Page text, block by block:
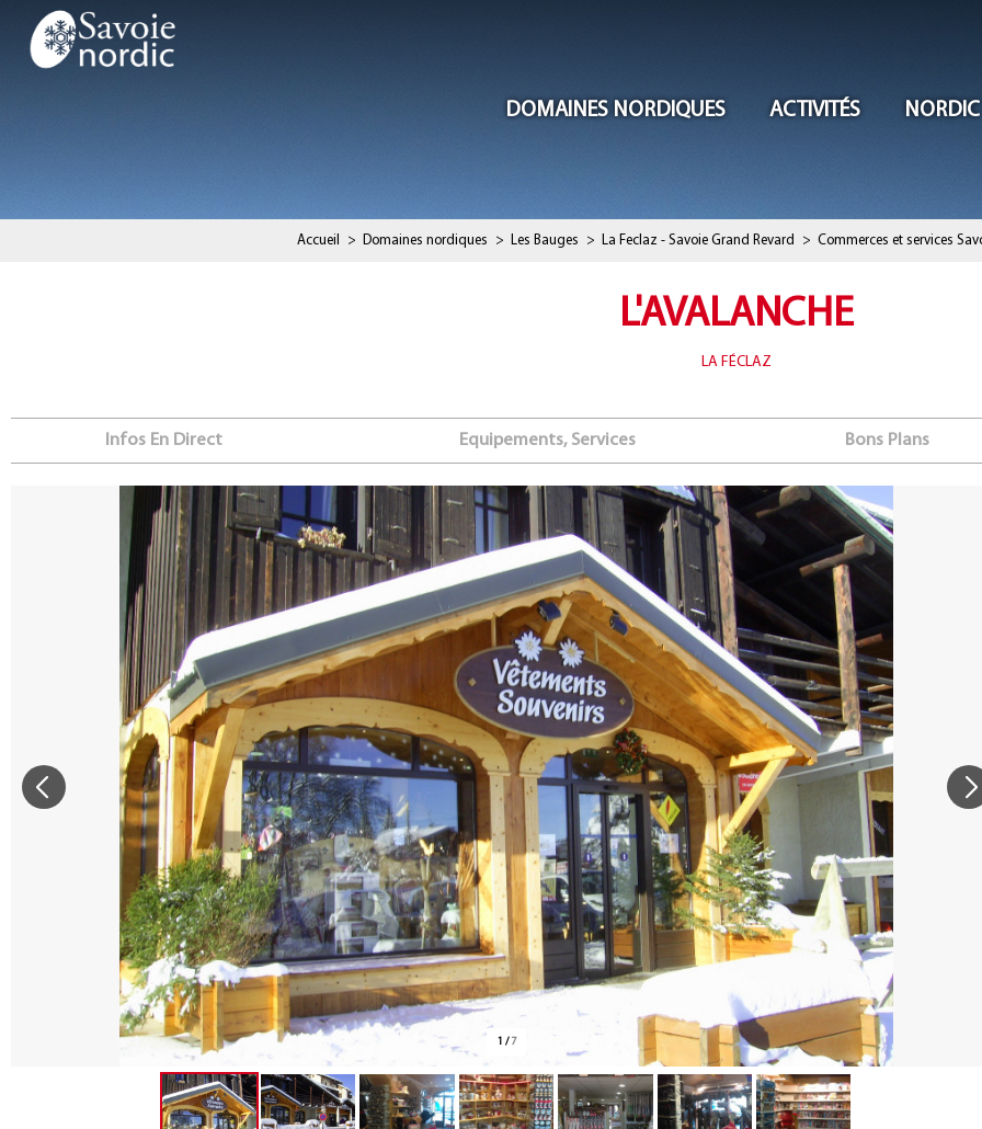
DOMAINES NORDIQUES ACTIVITÉS NORDIC
Accueil > Domaines nordiques > Les Bauges > La Feclaz - Savoie Grand Revard > Commerces et services
L'AVALANCHE
LA FÉCLAZ
Infos En Direct Equipements, Services Bons Plans
1 /7